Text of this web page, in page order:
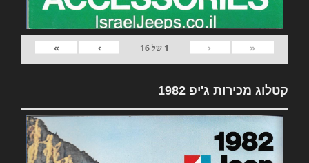
«
‹
1 של16
›
»
קטלוג מכירות ג'יפ 1982